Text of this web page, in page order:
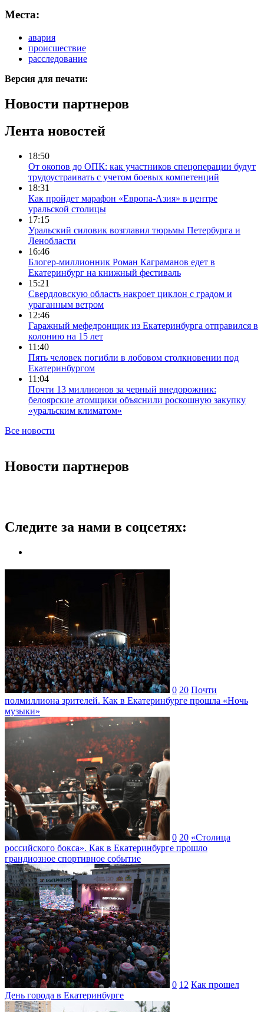
Места:
авария
происшествие
расследование
Версия для печати:
Новости партнеров
Лента новостей
18:50
От окопов до ОПК: как участников спецоперации будут
трудоустраивать с учетом боевых компетенций
18:31
Как пройдет марафон «Европа-Азия» в центре
уральской столицы
17:15
Уральский силовик возглавил тюрьмы Петербурга и
Ленобласти
16:46
Блогер-миллионник Роман Каграманов едет в
Екатеринбург на книжный фестиваль
15:21
Свердловскую область накроет циклон с градом и
ураганным ветром
12:46
Гаражный мефедронщик из Екатеринбурга отправился в
колонию на 15 лет
11:40
Пять человек погибли в лобовом столкновении под
Екатеринбургом
11:04
Почти 13 миллионов за черный внедорожник:
белоярские атомщики объяснили роскошную закупку
«уральским климатом»
Все новости
Новости партнеров
Следите за нами в соцсетях:
0 20 Почти
полмиллиона зрителей. Как в Екатеринбурге прошла «Ночь
музыки»
0 20 «Столица
российского бокса». Как в Екатеринбурге прошло
грандиозное спортивное событие
0 12 Как прошел
День города в Екатеринбурге